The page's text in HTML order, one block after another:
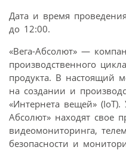
Дата и время
до 12:00.
«Вега-Абсолют» —
производственного
продукта. В настоящий
на создании и
«Интернета вещей» (IoT).
Абсолют» находят свое
видеомониторинга,
безопасности и